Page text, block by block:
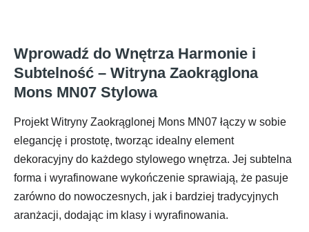
Wprowadź do Wnętrza Harmonie i
Subtelność – Witryna Zaokrąglona
Mons MN07 Stylowa
Projekt Witryny Zaokrąglonej Mons MN07 łączy w sobie
elegancję i prostotę, tworząc idealny element
dekoracyjny do każdego stylowego wnętrza. Jej subtelna
forma i wyrafinowane wykończenie sprawiają, że pasuje
zarówno do nowoczesnych, jak i bardziej tradycyjnych
aranżacji, dodając im klasy i wyrafinowania.